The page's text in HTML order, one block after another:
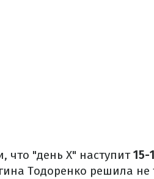
что "день X" наступит15-
Тодоренко решила не